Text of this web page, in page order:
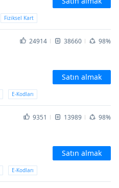
Fiziksel Kart
24914 38660
98%
Satın almak
E-Kodları
9351 13989
98%
Satın almak
E-Kodları